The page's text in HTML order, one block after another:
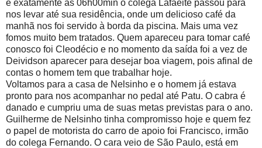
e exatamente às 06h00min o colega Lafaeite passou para
nos levar até sua residência, onde um delicioso café da
manhã nos foi servido à borda da piscina. Mais uma vez
fomos muito bem tratados. Quem apareceu para tomar café
conosco foi Cleodécio e no momento da saída foi a vez de
Deividson aparecer para desejar boa viagem, pois afinal de
contas o homem tem que trabalhar hoje.
Voltamos para a casa de Nelsinho e o homem já estava
pronto para nos acompanhar no pedal até Patu. O cabra é
danado e cumpriu uma de suas metas previstas para o ano.
Guilherme de Nelsinho tinha compromisso hoje e quem fez
o papel de motorista do carro de apoio foi Francisco, irmão
do colega Fernando. O cara veio de São Paulo, está em